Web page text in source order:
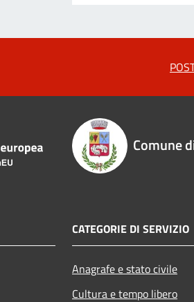
Comune
CATEGORIE DI SERVIZIO
Anagrafe e stato civile
Cultura e tempo libero